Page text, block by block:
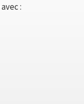
: